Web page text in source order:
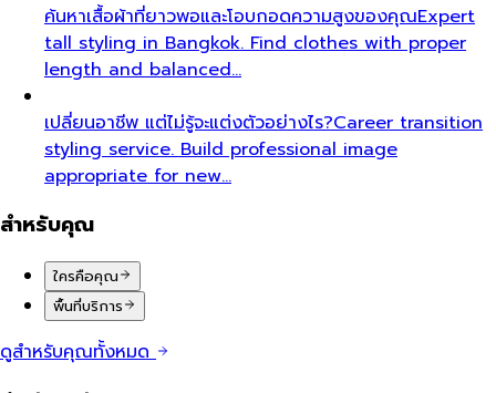
ค้นหาเสื้อผ้าที่ยาวพอและโอบกอดความสูงของคุณExpert
tall styling in Bangkok. Find clothes with proper
length and balanced…
เปลี่ยนอาชีพ แต่ไม่รู้จะแต่งตัวอย่างไร?Career transition
styling service. Build professional image
appropriate for new…
สำหรับคุณ
ใครคือคุณ
พื้นที่บริการ
ดูสำหรับคุณทั้งหมด